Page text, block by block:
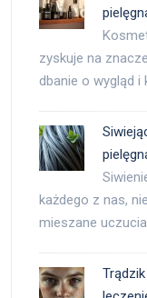
zyskuje na
dbanie o wygląd
każdego z nas,
mieszane